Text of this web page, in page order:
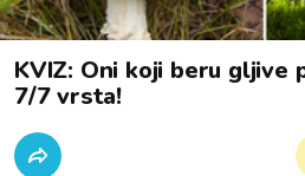
KVIZ: Oni koji beru gljive
7/7 vrsta!